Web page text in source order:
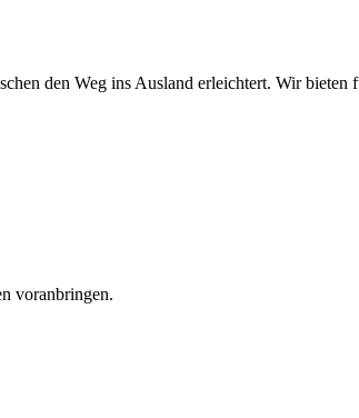
den Weg ins Ausland erleichtert. Wir
voranbringen.